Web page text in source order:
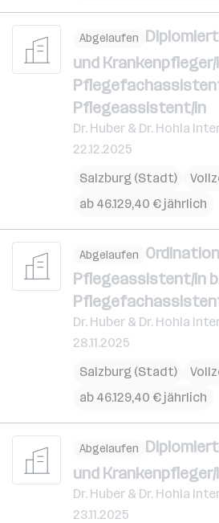
Abgelaufen
und
Pflegeassistent/in
Dr. Huber & Dr. Hohla
22.12.2025
Salzburg (Stadt)
ab 46.129,40 € jährlich
Abgelaufen
Pflegeassistent/in
Dr. Huber & Dr. Hohla
28.11.2025
Salzburg (Stadt)
ab 46.129,40 € jährlich
Abgelaufen
und Krankenpfleger/
Dr. Huber & Dr. Hohla
23.11.2025